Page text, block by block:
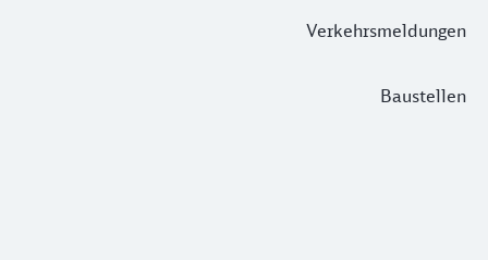
Verkehrsmeldungen
Baustellen